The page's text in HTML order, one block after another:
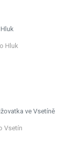
Hluk
ve Vsetíně
Vsetín